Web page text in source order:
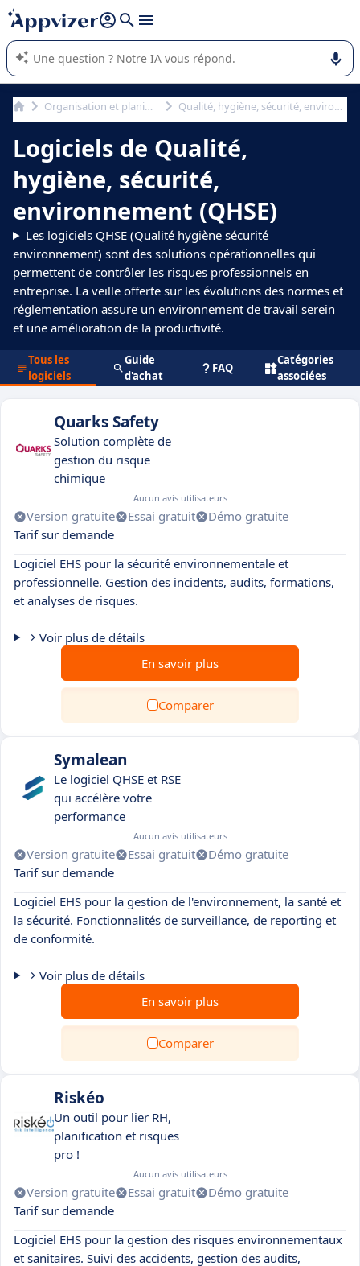
répondre (plusieurs lignes avec
L'IA de Appvizer vous guide dans l'utilisation ou la sélection de
logiciel SaaS en entreprise.
Organisation et planification Qualité, hygiène, sécurité, environnement (QHSE)
Logiciels de Qualité,
hygiène, sécurité,
environnement (QHSE)
Les logiciels QHSE (Qualité hygiène sécurité
environnement) sont des solutions opérationnelles qui
permettent de contrôler les risques professionnels en
entreprise. La veille offerte sur les évolutions des normes et
réglementation assure un environnement de travail serein
et une amélioration de la productivité.
Tous les
logiciels
Guide
d'achat
FAQ
Catégories
associées
Quarks Safety
Solution complète de
gestion du risque
chimique
Aucun avis utilisateurs
Version gratuite Essai gratuit
Démo gratuite
Tarif sur demande
Logiciel EHS pour la sécurité environnementale et
professionnelle. Gestion des incidents, audits, formations,
et analyses de risques.
Voir plus de détails
En savoir plus
Comparer
Symalean
Le logiciel QHSE et RSE
qui accélère votre
performance
Aucun avis utilisateurs
Version gratuite Essai gratuit
Démo gratuite
Tarif sur demande
Logiciel EHS pour la gestion de l'environnement, la santé et
la sécurité. Fonctionnalités de surveillance, de reporting et
de conformité.
Voir plus de détails
En savoir plus
Comparer
Riskéo
Un outil pour lier RH,
planification et risques
pro !
Aucun avis utilisateurs
Version gratuite Essai gratuit
Démo gratuite
Tarif sur demande
Logiciel EHS pour la gestion des risques environnementaux
et sanitaires. Suivi des accidents, gestion des audits,